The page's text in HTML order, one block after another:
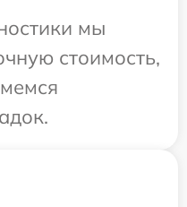
мы
стоимость,